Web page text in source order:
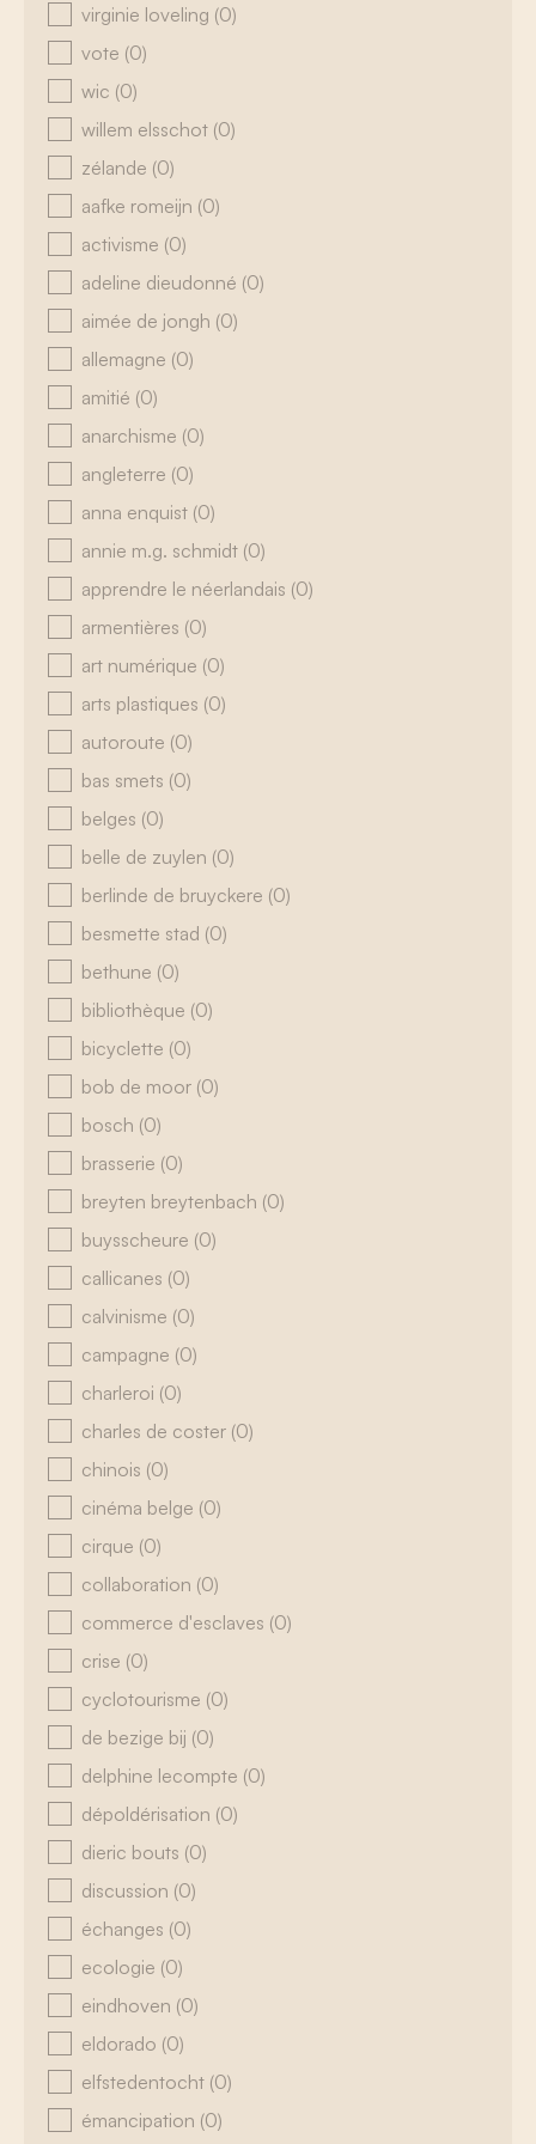
virginie loveling (0)
vote (0)
wic (0)
willem elsschot (0)
zélande (0)
aafke romeijn (0)
activisme (0)
adeline dieudonné (0)
aimée de jongh (0)
allemagne (0)
amitié (0)
anarchisme (0)
angleterre (0)
anna enquist (0)
annie m.g. schmidt (0)
apprendre le néerlandais (0)
armentières (0)
art numérique (0)
arts plastiques (0)
autoroute (0)
bas smets (0)
belges (0)
belle de zuylen (0)
berlinde de bruyckere (0)
besmette stad (0)
bethune (0)
bibliothèque (0)
bicyclette (0)
bob de moor (0)
bosch (0)
brasserie (0)
breyten breytenbach (0)
buysscheure (0)
callicanes (0)
calvinisme (0)
campagne (0)
charleroi (0)
charles de coster (0)
chinois (0)
cinéma belge (0)
cirque (0)
collaboration (0)
commerce d'esclaves (0)
crise (0)
cyclotourisme (0)
de bezige bij (0)
delphine lecompte (0)
dépoldérisation (0)
dieric bouts (0)
discussion (0)
échanges (0)
ecologie (0)
eindhoven (0)
eldorado (0)
elfstedentocht (0)
émancipation (0)